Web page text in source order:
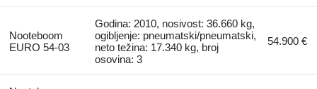
Nooteboom
EURO 54-03
Godina: 2010, nosivost: 36.660 kg,
ogibljenje: pneumatski/pneumatski,
neto težina: 17.340 kg, broj
osovina: 3
54.900 €